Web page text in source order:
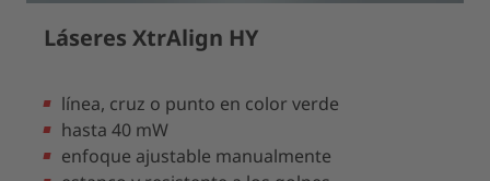
Láseres XtrAlign HY
línea, cruz o punto en color verde
hasta 40 mW
enfoque ajustable manualmente